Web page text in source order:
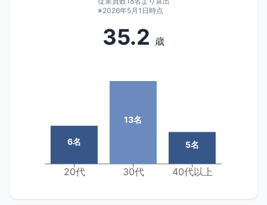
※2026年5月1日時点
35.2 歳
20代 30代 40代以上
6名
13名
5名